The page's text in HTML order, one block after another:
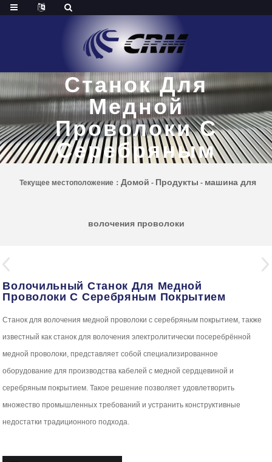
Волочильный
Станок Для
Медной
Проволоки С
Серебряным
Текущее местоположение： Домой - Продукты - машина для
волочения проволоки
Волочильный Станок Для Медной
Проволоки С Серебряным Покрытием
Станок для волочения медной проволоки с серебряным покрытием, также
известный как станок для волочения электролитически посеребрённой
медной проволоки, представляет собой специализированное
оборудование для производства кабелей с медной сердцевиной и
серебряным покрытием. Такое решение позволяет удовлетворить
множество промышленных требований и устранить конструктивные
недостатки традиционного подхода.